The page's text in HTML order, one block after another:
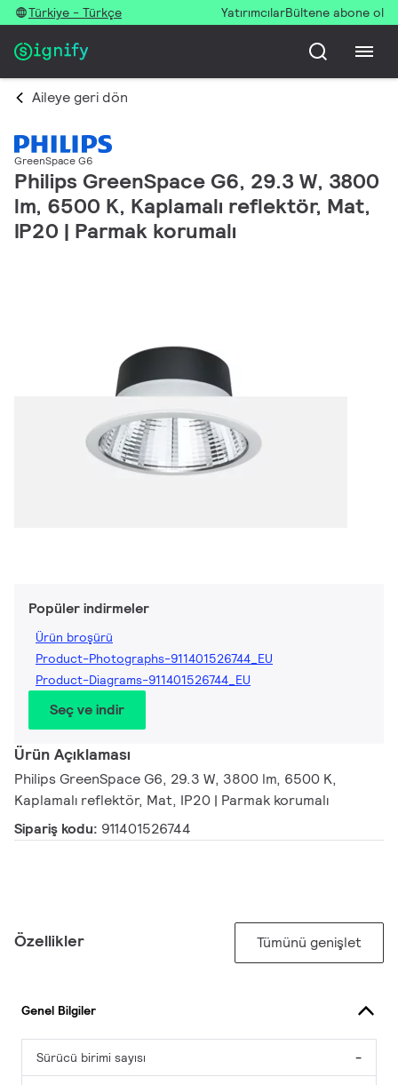
Türkiye - Türkçe YatırımcılarBültene abone ol
Aileye geri dön
GreenSpace G6
Philips GreenSpace G6, 29.3 W, 3800
lm, 6500 K, Kaplamalı reflektör, Mat,
IP20 | Parmak korumalı
Popüler indirmeler
Ürün broşürü
Product-Photographs-911401526744_EU
Product-Diagrams-911401526744_EU
Seç ve indir
Ürün Açıklaması
Philips GreenSpace G6, 29.3 W, 3800 lm, 6500 K,
Kaplamalı reflektör, Mat, IP20 | Parmak korumalı
Sipariş kodu: 911401526744
Özellikler Tümünü genişlet
Genel Bilgiler
Sürücü birimi sayısı -